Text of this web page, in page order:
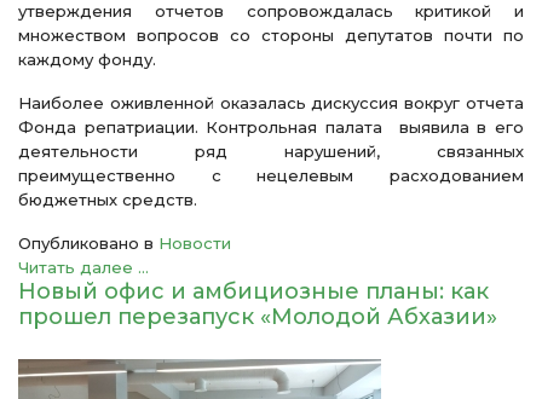
утверждения отчетов сопровождалась критикой и
множеством вопросов со стороны депутатов почти по
каждому фонду.
Наиболее оживленной оказалась дискуссия вокруг отчета
Фонда репатриации. Контрольная палата выявила в его
деятельности ряд нарушений, связанных
преимущественно с нецелевым расходованием
бюджетных средств.
Опубликовано в Новости
Читать далее ...
Новый офис и амбициозные планы: как
прошел перезапуск «Молодой Абхазии»